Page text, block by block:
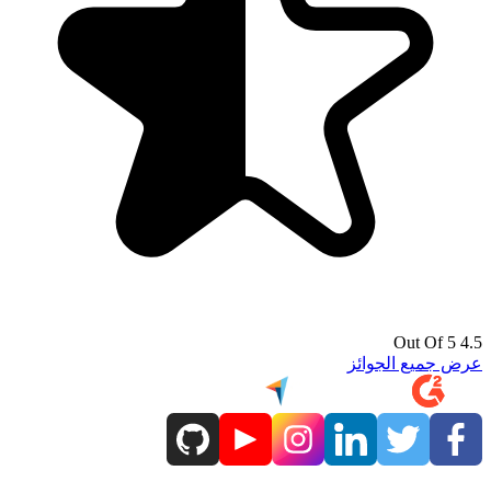
4.5 Out Of 5
عرض جميع الجوائز